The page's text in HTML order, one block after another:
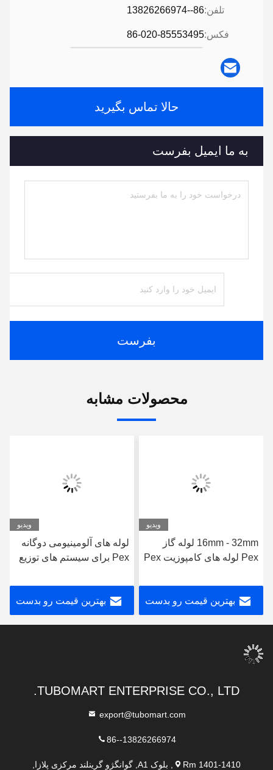
تلفن:86--13826266974
فکس:86-020-85553495
حالا تماس بگیرید
به ما ایمیل بفرست
بفرست
محصولات مشابه
ویدیو
16mm - 32mm لوله گاز
Pex لوله های کامپوزیت Pex
سفارشی
بهترین قیمت رو بدست
ویدیو
لوله های آلومینیومی دوگانه
Pex برای سیستم های توزیع
بهترین قیمت رو بدست
TUBOMART ENTERPRISE CO., LTD.
export@tubomart.com
86--13826266974
Rm 1401-1410, بلوک A1, گوانگژو گرینلند مرکزی پلازا,